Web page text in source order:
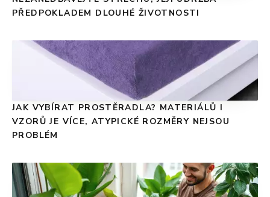
PŘEDPOKLADEM DLOUHÉ ŽIVOTNOSTI
JAK VYBÍRAT PROSTĚRADLA? MATERIÁLŮ I
VZORŮ JE VÍCE, ATYPICKÉ ROZMĚRY NEJSOU
PROBLÉM